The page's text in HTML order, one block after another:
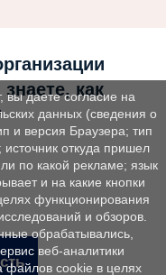
как
вы даете согласие на
данных (сведения о
и версия Браузера; тип
откуда пришел
по какой рекламе; язык
и на какие кнопки
функционирования
и обзоров.
обрабатывались,
веб-аналитики
файлов cookie в целях